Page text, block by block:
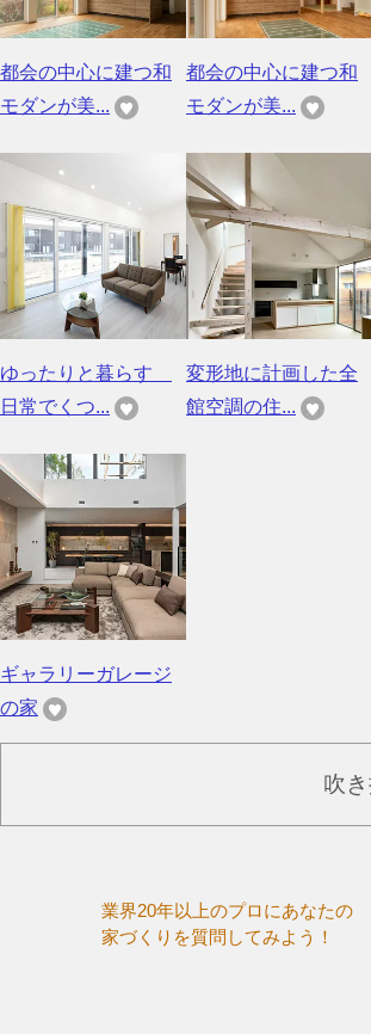
都会の中心に建つ和
モダンが美...
都会の中心に建つ和
モダンが美...
ゆったりと暮らす
日常でくつ...
変形地に計画した全
館空調の住...
ギャラリーガレージ
の家
吹
業界20年以上のプロにあなたの
家づくりを質問してみよう！